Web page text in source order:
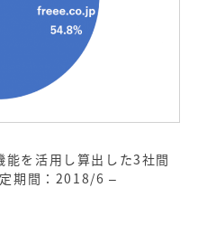
を活用し算出した3社間
期間：2018/6 –